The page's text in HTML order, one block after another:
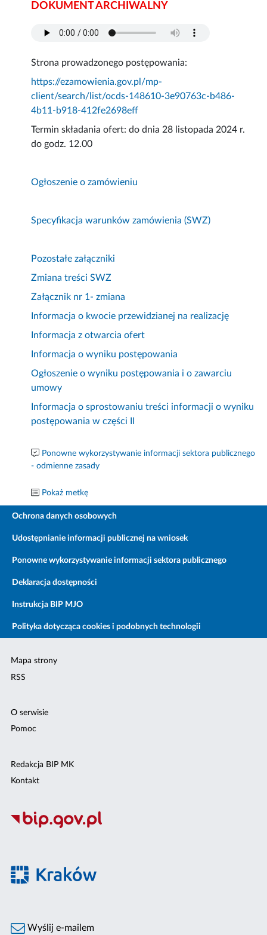
DOKUMENT ARCHIWALNY
Strona prowadzonego postępowania:
https://ezamowienia.gov.pl/mp-
client/search/list/ocds-148610-3e90763c-b486-
4b11-b918-412fe2698eff
Termin składania ofert: do dnia 28 listopada 2024 r.
do godz. 12.00
Ogłoszenie o zamówieniu
Specyfikacja warunków zamówienia (SWZ)
Pozostałe załączniki
Zmiana treści SWZ
Załącznik nr 1- zmiana
Informacja o kwocie przewidzianej na realizację
Informacja z otwarcia ofert
Informacja o wyniku postępowania
Ogłoszenie o wyniku postępowania i o zawarciu
umowy
Informacja o sprostowaniu treści informacji o wyniku
postępowania w części II
Ponowne wykorzystywanie informacji sektora publicznego
- odmienne zasady
Pokaż metkę
Ochrona danych osobowych
Udostępnianie informacji publicznej na wniosek
Ponowne wykorzystywanie informacji sektora publicznego
Deklaracja dostępności
Instrukcja BIP MJO
Polityka dotycząca cookies i podobnych technologii
Mapa strony
RSS
O serwisie
Pomoc
Redakcja BIP MK
Kontakt
Wyślij e-mailem